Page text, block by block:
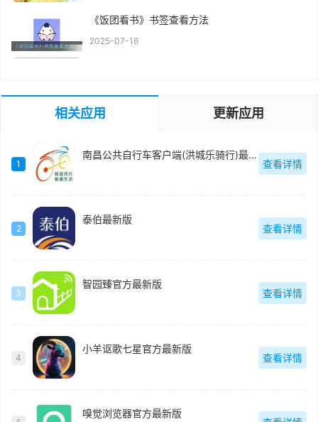
《饭团看书》书签查看方法
2025-07-16
相关应用 更新应用
1
南昌公共自行车客户端(洪城乐骑行)最新版
查看详情
2
泰伯最新版
查看详情
3
智园臻官方最新版
查看详情
4
小羊讴歌七星官方最新版
查看详情
嗅觉浏览器官方最新版